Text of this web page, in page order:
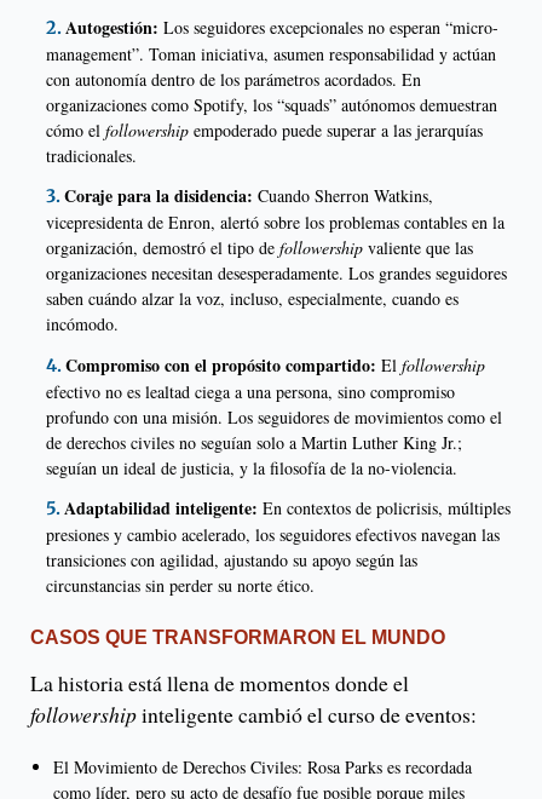
Autogestión: Los seguidores excepcionales no esperan “micro-
management”. Toman iniciativa, asumen responsabilidad y actúan
con autonomía dentro de los parámetros acordados. En
organizaciones como Spotify, los “squads” autónomos demuestran
cómo el followership empoderado puede superar a las jerarquías
tradicionales.
Coraje para la disidencia: Cuando Sherron Watkins,
vicepresidenta de Enron, alertó sobre los problemas contables en la
organización, demostró el tipo de followership valiente que las
organizaciones necesitan desesperadamente. Los grandes seguidores
saben cuándo alzar la voz, incluso, especialmente, cuando es
incómodo.
Compromiso con el propósito compartido: El followership
efectivo no es lealtad ciega a una persona, sino compromiso
profundo con una misión. Los seguidores de movimientos como el
de derechos civiles no seguían solo a Martin Luther King Jr.;
seguían un ideal de justicia, y la filosofía de la no-violencia.
Adaptabilidad inteligente: En contextos de policrisis, múltiples
presiones y cambio acelerado, los seguidores efectivos navegan las
transiciones con agilidad, ajustando su apoyo según las
circunstancias sin perder su norte ético.
CASOS QUE TRANSFORMARON EL MUNDO
La historia está llena de momentos donde el
followershipinteligente cambió el curso de eventos:
El Movimiento de Derechos Civiles: Rosa Parks es recordada
como líder, pero su acto de desafío fue posible porque miles